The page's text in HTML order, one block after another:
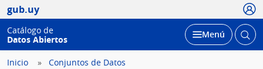
gub.uy
Catálogo de
Datos Abiertos
Desplegar
Menú Abrir
Inicio Conjuntos de Datos